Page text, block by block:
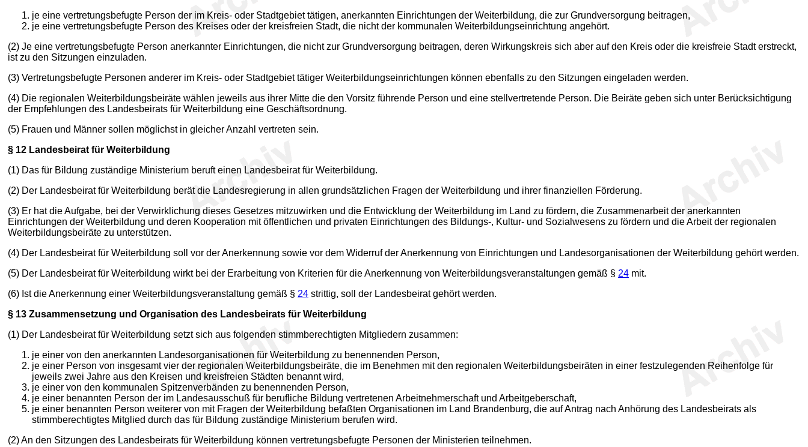
je eine vertretungsbefugte Person der im Kreis- oder Stadtgebiet tätigen, anerkannten Einrichtungen der Weiterbildung, die zur Grundversorgung beitragen,
je eine vertretungsbefugte Person des Kreises oder der kreisfreien Stadt, die nicht der kommunalen Weiterbildungseinrichtung angehört.
(2) Je eine vertretungsbefugte Person anerkannter Einrichtungen, die nicht zur Grundversorgung beitragen, deren Wirkungskreis sich aber auf den Kreis oder die kreisfreie Stadt erstreckt,
ist zu den Sitzungen einzuladen.
(3) Vertretungsbefugte Personen anderer im Kreis- oder Stadtgebiet tätiger Weiterbildungseinrichtungen können ebenfalls zu den Sitzungen eingeladen werden.
(4) Die regionalen Weiterbildungsbeiräte wählen jeweils aus ihrer Mitte die den Vorsitz führende Person und eine stellvertretende Person. Die Beiräte geben sich unter Berücksichtigung
der Empfehlungen des Landesbeirats für Weiterbildung eine Geschäftsordnung.
(5) Frauen und Männer sollen möglichst in gleicher Anzahl vertreten sein.
§ 12 Landesbeirat für Weiterbildung
(1) Das für Bildung zuständige Ministerium beruft einen Landesbeirat für Weiterbildung.
(2) Der Landesbeirat für Weiterbildung berät die Landesregierung in allen grundsätzlichen Fragen der Weiterbildung und ihrer finanziellen Förderung.
(3) Er hat die Aufgabe, bei der Verwirklichung dieses Gesetzes mitzuwirken und die Entwicklung der Weiterbildung im Land zu fördern, die Zusammenarbeit der anerkannten
Einrichtungen der Weiterbildung und deren Kooperation mit öffentlichen und privaten Einrichtungen des Bildungs-, Kultur- und Sozialwesens zu fördern und die Arbeit der regionalen
Weiterbildungsbeiräte zu unterstützen.
(4) Der Landesbeirat für Weiterbildung soll vor der Anerkennung sowie vor dem Widerruf der Anerkennung von Einrichtungen und Landesorganisationen der Weiterbildung gehört werden.
(5) Der Landesbeirat für Weiterbildung wirkt bei der Erarbeitung von Kriterien für die Anerkennung von Weiterbildungsveranstaltungen gemäß § 24 mit.
(6) Ist die Anerkennung einer Weiterbildungsveranstaltung gemäß § 24 strittig, soll der Landesbeirat gehört werden.
§ 13 Zusammensetzung und Organisation des Landesbeirats für Weiterbildung
(1) Der Landesbeirat für Weiterbildung setzt sich aus folgenden stimmberechtigten Mitgliedern zusammen:
je einer von den anerkannten Landesorganisationen für Weiterbildung zu benennenden Person,
je einer Person von insgesamt vier der regionalen Weiterbildungsbeiräte, die im Benehmen mit den regionalen Weiterbildungsbeiräten in einer festzulegenden Reihenfolge für
jeweils zwei Jahre aus den Kreisen und kreisfreien Städten benannt wird,
je einer von den kommunalen Spitzenverbänden zu benennenden Person,
je einer benannten Person der im Landesausschuß für berufliche Bildung vertretenen Arbeitnehmerschaft und Arbeitgeberschaft,
je einer benannten Person weiterer von mit Fragen der Weiterbildung befaßten Organisationen im Land Brandenburg, die auf Antrag nach Anhörung des Landesbeirats als
stimmberechtigtes Mitglied durch das für Bildung zuständige Ministerium berufen wird.
(2) An den Sitzungen des Landesbeirats für Weiterbildung können vertretungsbefugte Personen der Ministerien teilnehmen.